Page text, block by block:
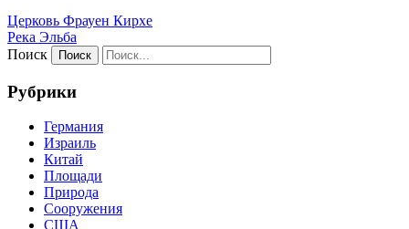
Церковь Фрауен Кирхе
Река Эльба
Поиск
Рубрики
Германия
Израиль
Китай
Площади
Природа
Сооружения
США